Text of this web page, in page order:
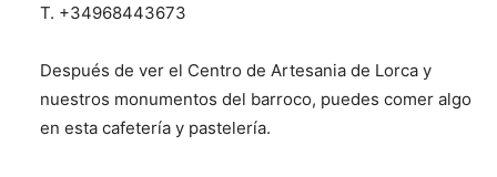
T. +34968443673
Después de ver el Centro de Artesania de Lorca y
nuestros monumentos del barroco, puedes comer algo
en esta cafetería y pastelería.